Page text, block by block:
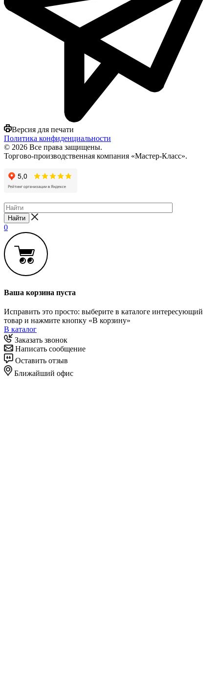
Версия для печати
Политика конфиденциальности
© 2026 Все права защищены.
Торгово-производственная компания «Мастер-Класс».
Найти
0
Ваша корзина пуста
Исправить это просто: выберите в каталоге интересующий
товар и нажмите кнопку «В корзину»
В каталог
Заказать звонок
Написать сообщение
Оставить отзыв
Ближайший офис